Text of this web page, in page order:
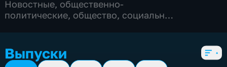
Новостные, общественно-
политические, общество, социально-
Выпуски